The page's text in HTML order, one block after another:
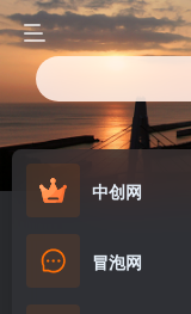
中创网
冒泡网